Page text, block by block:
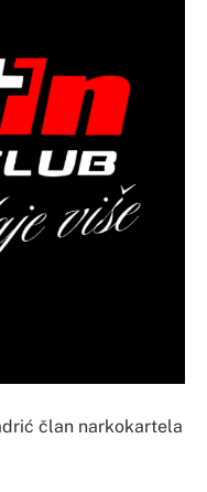
član narkokartela